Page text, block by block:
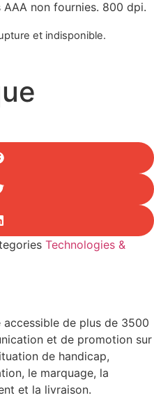
non fournies. 800 dpi.
et indisponible.
Technologies &
de plus de 3500
et de promotion sur
de handicap,
le marquage, la
et la livraison.